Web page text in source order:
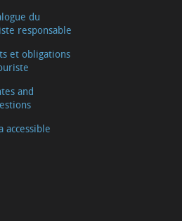
du
responsable
et obligations
and
accessible